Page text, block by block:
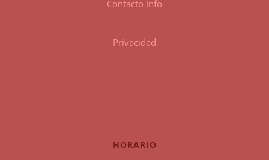
Contacto Info
Privacidad
HORARIO